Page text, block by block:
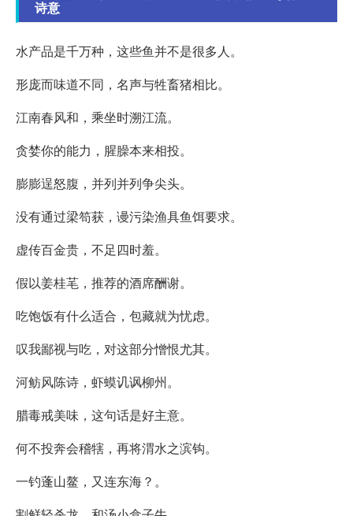
诗意
水产品是千万种，这些鱼并不是很多人。
形庞而味道不同，名声与牲畜猪相比。
江南春风和，乘坐时溯江流。
贪婪你的能力，腥臊本来相投。
膨膨逞怒腹，并列并列争尖头。
没有通过梁笱获，谩污染渔具鱼饵要求。
虚传百金贵，不足四时羞。
假以姜桂芼，推荐的酒席酬谢。
吃饱饭有什么适合，包藏就为忧虑。
叹我鄙视与吃，对这部分憎恨尤其。
河鲂风陈诗，虾蟆讥讽柳州。
腊毒戒美味，这句话是好主意。
何不投奔会稽犗，再将渭水之滨钩。
一钓蓬山鳌，又连东海？。